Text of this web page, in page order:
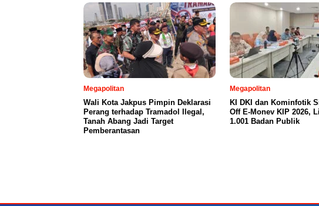
Megapolitan
Wali Kota Jakpus Pimpin Deklarasi
Perang terhadap Tramadol Ilegal,
Tanah Abang Jadi Target
Pemberantasan
Megapolitan
KI DKI dan Kominfotik
Off E-Monev KIP 2026,
1.001 Badan Publik